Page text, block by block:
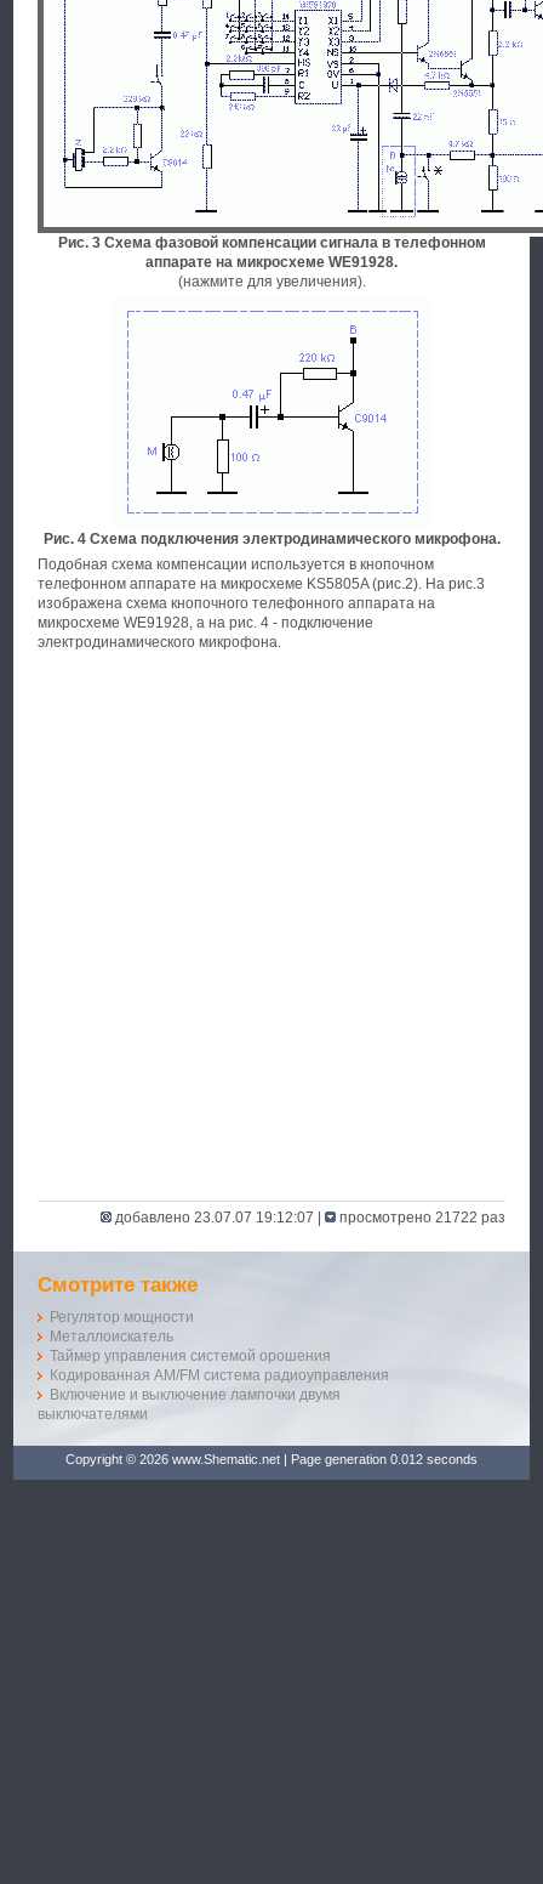
Рис. 3 Схема фазовой компенсации сигнала в телефонном
аппарате на микросхеме WE91928.
(нажмите для увеличения).
Рис. 4 Схема подключения электродинамического микрофона.
Подобная схема компенсации используется в кнопочном
телефонном аппарате на микросхеме KS5805A (рис.2). На рис.3
изображена схема кнопочного телефонного аппарата на
микросхеме WE91928, а на рис. 4 - подключение
электродинамического микрофона.
добавлено 23.07.07 19:12:07 | просмотрено 21722 раз
Смотрите также
Регулятор мощности
Металлоискатель
Таймер управления системой орошения
Кодированная АМ/FM система радиоуправления
Включение и выключение лампочки двумя
выключателями
Copyright © 2026 www.Shematic.net | Page generation 0.012 seconds